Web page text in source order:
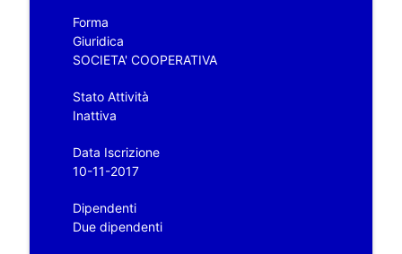
Forma
Giuridica
SOCIETA' COOPERATIVA
Stato Attività
Inattiva
Data Iscrizione
10-11-2017
Dipendenti
Due dipendenti